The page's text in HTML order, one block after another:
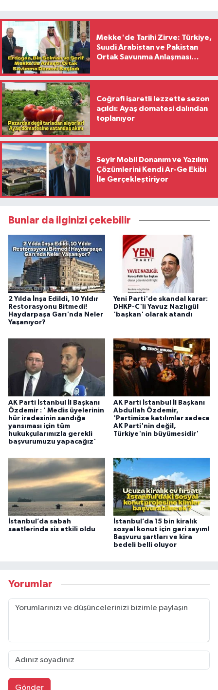
Mekke'de Tarihi Zirve: Türkiye,
Suudi Arabistan ve Pakistan
Ortak Savunma Anlaşması
Coğrafi işaretli lezzette sezon
açıldı: Ayaş domatesi dalından
toplanıyor
Seyir Mobil Donanım ve Yazılım
Çözümlerini Kendi Ar-Ge Ekibi
İle Gerçekleştiriyor
Bunlar da ilginizi çekebilir
2 Yılda İnşa Edildi, 10 Yıldır
Restorasyonu Bitmedi!
Haydarpaşa Garı'nda Neler
Yaşanıyor?
Yeni Parti'de skandal karar:
DHKP-C'li Yavuz Nazlıgül
'başkan' olarak atandı
AK Parti İstanbul İl Başkanı
Özdemir : ' Meclis üyelerinin
hür iradesinin sandığa
yansıması için tüm
hukukçularımızla gerekli
başvurumuzu yapacağız'
AK Parti İstanbul İl Başkanı
Abdullah Özdemir,
'Partimize katılımlar sadece
AK Parti'nin değil,
Türkiye'nin büyümesidir'
İstanbul’da sabah
saatlerinde sis etkili oldu
İstanbul’da 15 bin kiralık
sosyal konut için geri sayım!
Başvuru şartları ve kira
bedeli belli oluyor
Yorumlar
Gönder